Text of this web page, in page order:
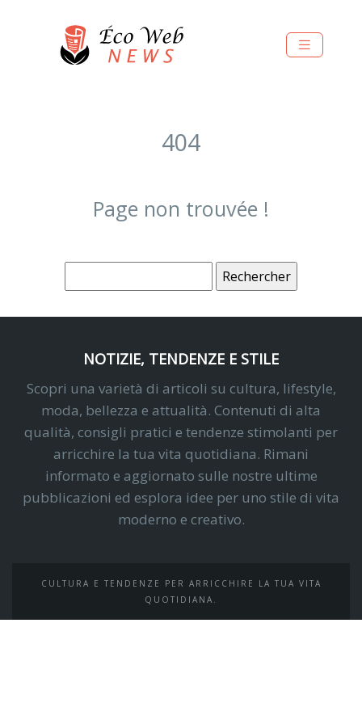
404
Page non trouvée !
NOTIZIE, TENDENZE E STILE
Scopri una varietà di articoli su cultura, lifestyle,
moda, bellezza e attualità. Contenuti di alta
qualità, consigli pratici e tendenze stimolanti per
arricchire la tua vita quotidiana. Rimani
informato e aggiornato sulle nostre ultime
pubblicazioni ed esplora idee per uno stile di vita
moderno e creativo.
CULTURA E TENDENZE PER ARRICCHIRE LA TUA VITA
QUOTIDIANA.